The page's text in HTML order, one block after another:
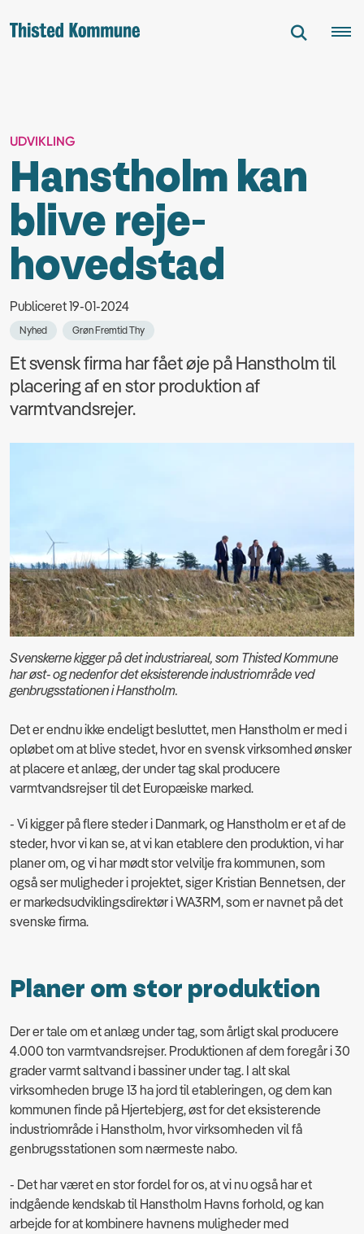
UDVIKLING
Hanstholm kan
blive reje-
hovedstad
Publiceret 19-01-2024
Nyhed Grøn Fremtid Thy
Et svensk firma har fået øje på Hanstholm til
placering af en stor produktion af
varmtvandsrejer.
Svenskerne kigger på det industriareal, som Thisted Kommune
har øst- og nedenfor det eksisterende industriområde ved
genbrugsstationen i Hanstholm.
Det er endnu ikke endeligt besluttet, men Hanstholm er med i
opløbet om at blive stedet, hvor en svensk virksomhed ønsker
at placere et anlæg, der under tag skal producere
varmtvandsrejser til det Europæiske marked.
- Vi kigger på flere steder i Danmark, og Hanstholm er et af de
steder, hvor vi kan se, at vi kan etablere den produktion, vi har
planer om, og vi har mødt stor velvilje fra kommunen, som
også ser muligheder i projektet, siger Kristian Bennetsen, der
er markedsudviklingsdirektør i WA3RM, som er navnet på det
svenske firma.
Planer om stor produktion
Der er tale om et anlæg under tag, som årligt skal producere
4.000 ton varmtvandsrejser. Produktionen af dem foregår i 30
grader varmt saltvand i bassiner under tag. I alt skal
virksomheden bruge 13 ha jord til etableringen, og dem kan
kommunen finde på Hjertebjerg, øst for det eksisterende
industriområde i Hanstholm, hvor virksomheden vil få
genbrugsstationen som nærmeste nabo.
- Det har været en stor fordel for os, at vi nu også har et
indgående kendskab til Hanstholm Havns forhold, og kan
arbejde for at kombinere havnens muligheder med